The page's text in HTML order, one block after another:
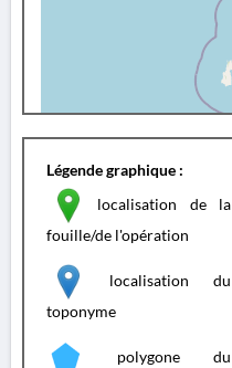
Légende graphique :
localisation de la
fouille/de l'opération
localisation du
toponyme
polygone du